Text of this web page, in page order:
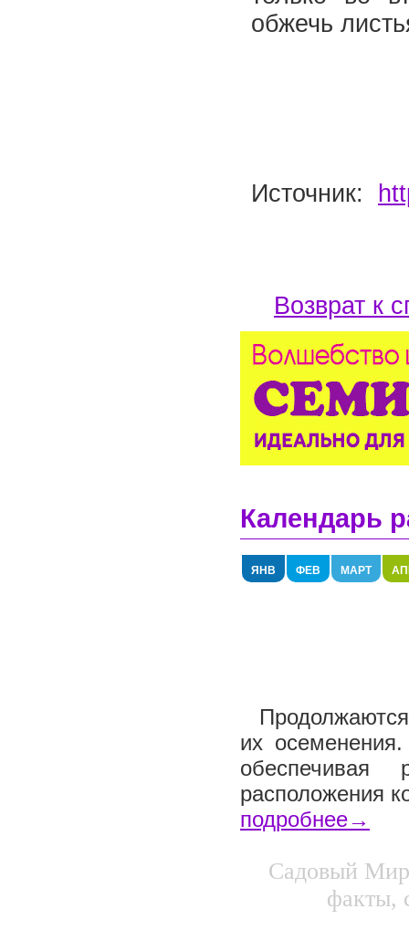
обжечь
Источник:
Возврат к
Календарь
ЯНВ ФЕВ МАРТ
их
обеспечивая
расположения
подробнее→
Садовый
факты,